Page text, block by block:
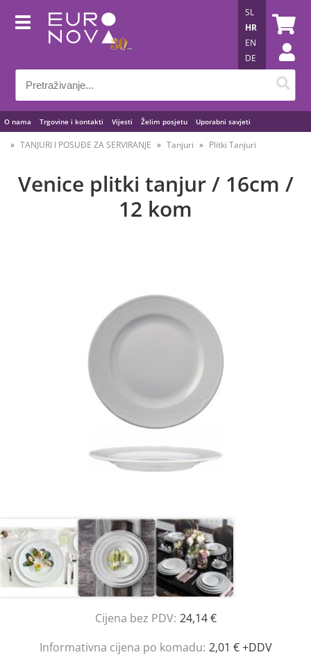
O nama Trgovine i kontakti Vijesti Želim posjetu Uporabni savjeti
SL
HR
EN
DE
TANJURI I POSUĐE ZA SERVIRANJE Tanjuri Plitki Tanjuri
Venice plitki tanjur / 16cm /
12 kom
Cijena bez PDV: 24,14 €
Informativna cijena po komadu: 2,01 € +DDV